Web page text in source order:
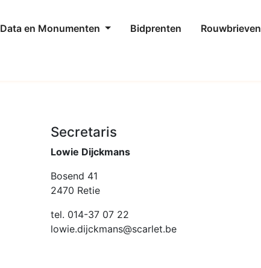
Data en Monumenten Bidprenten Rouwbrieven
Secretaris
Lowie Dijckmans
Bosend 41
2470 Retie
tel. 014-37 07 22
lowie.dijckmans@scarlet.be